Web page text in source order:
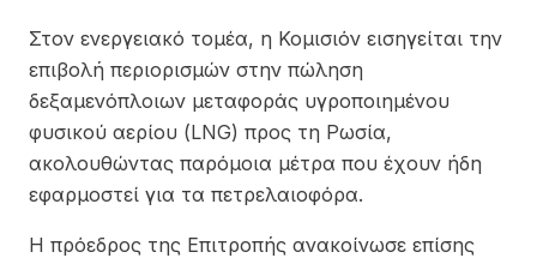
Στον ενεργειακό τομέα, η Κομισιόν εισηγείται την
επιβολή περιορισμών στην πώληση
δεξαμενόπλοιων μεταφοράς υγροποιημένου
φυσικού αερίου (LNG) προς τη Ρωσία,
ακολουθώντας παρόμοια μέτρα που έχουν ήδη
εφαρμοστεί για τα πετρελαιοφόρα.
Η πρόεδρος της Επιτροπής ανακοίνωσε επίσης